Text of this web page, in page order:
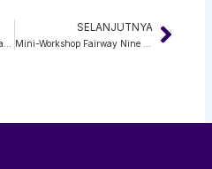
SELANJUTNYANext